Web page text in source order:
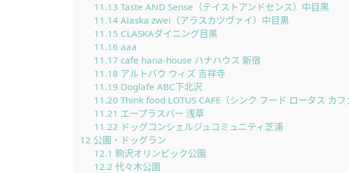
11.13 Taste AND Sense（テイストアンドセンス）中目黒
11.14Alaska zwei（アラスカツヴァイ）中目黒
11.15 CLASKAダイニング目黒
11.16 aaa
11.17 cafe hana-house ハナハウス 新宿
11.18 アルトバウ ウィズ 吉祥寺
11.19 Doglafe ABC下北沢
11.20 Think food LOTUS CAFE（シンク フード ロータス カフ
11.21 エープラスバー 浅草
11.22 ドッグコンシェルジュコミュニティ芝浦
12 公園・ドッグラン
12.1 駒沢オリンピック公園
12.2 代々木公園